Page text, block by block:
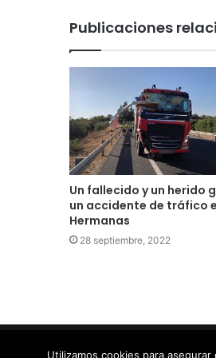
Publicaciones
Un fallecido y un herido
un accidente de tráfico
Hermanas
28 septiembre, 2022
© Copyright 2026, Todos
Utilizamos cookies para